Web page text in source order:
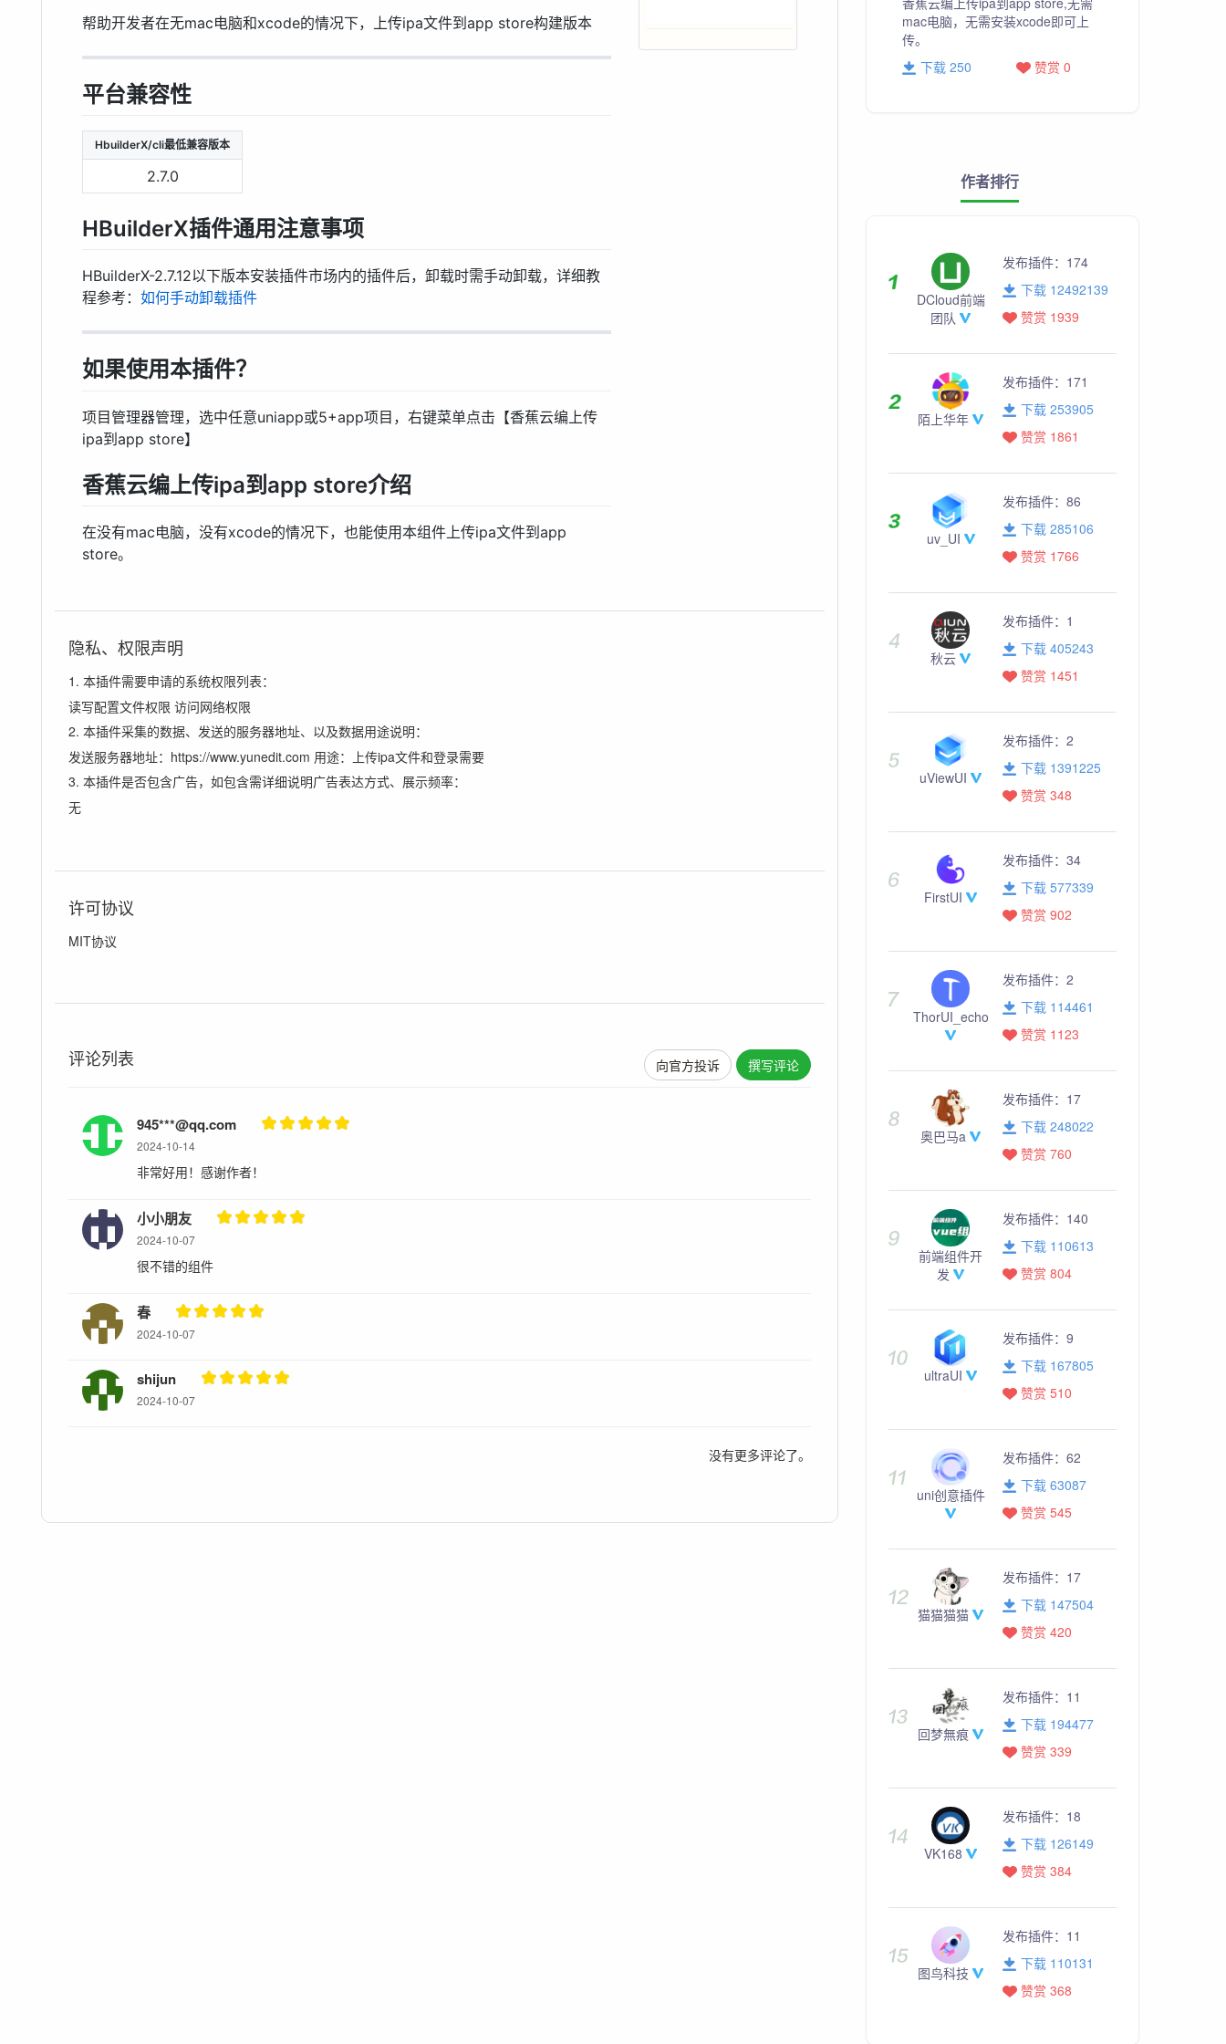
帮助开发者在无mac电脑和xcode的情况下，上传ipa文件到app store构建版本
平台兼容性
HbuilderX/cli最低兼容版本
2.7.0
HBuilderX插件通用注意事项
HBuilderX-2.7.12以下版本安装插件市场内的插件后，卸载时需手动卸载，详细教
程参考： 如何手动卸载插件
如果使用本插件？
项目管理器管理，选中任意uniapp或5+app项目，右键菜单点击【香蕉云编上传
ipa到app store】
香蕉云编上传ipa到app store介绍
在没有mac电脑，没有xcode的情况下，也能使用本组件上传ipa文件到app
store。
隐私、权限声明
1. 本插件需要申请的系统权限列表：
读写配置文件权限 访问网络权限
2. 本插件采集的数据、发送的服务器地址、以及数据用途说明：
发送服务器地址：https://www.yunedit.com 用途：上传ipa文件和登录需要
3. 本插件是否包含广告，如包含需详细说明广告表达方式、展示频率：
无
许可协议
MIT协议
评论列表 撰写评论
向官方投诉
945***@qq.com
2024-10-14
非常好用！感谢作者！
小小朋友
2024-10-07
很不错的组件
春
2024-10-07
shijun
2024-10-07
没有更多评论了。
mac电脑，无需安装xcode即可上
传。
下载 250
赞赏 0
作者排行
DCloud前端
团队
发布插件： 174
下载 12492139
赞赏 1939
陌上华年
发布插件： 171
下载 253905
赞赏 1861
uv_UI
发布插件： 86
下载 285106
赞赏 1766
秋云
发布插件： 1
下载 405243
赞赏 1451
uViewUI
发布插件： 2
下载 1391225
赞赏 348
FirstUI
发布插件： 34
下载 577339
赞赏 902
ThorUI_echo
发布插件： 2
下载 114461
赞赏 1123
奥巴马a
发布插件： 17
下载 248022
赞赏 760
前端组件开
发
发布插件： 140
下载 110613
赞赏 804
ultraUI
发布插件： 9
下载 167805
赞赏 510
uni创意插件
发布插件： 62
下载 63087
赞赏 545
猫猫猫猫
发布插件： 17
下载 147504
赞赏 420
回梦無痕
发布插件： 11
下载 194477
赞赏 339
VK168
发布插件： 18
下载 126149
赞赏 384
图鸟科技
发布插件： 11
下载 110131
赞赏 368